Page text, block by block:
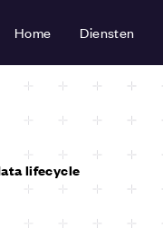
Home Diensten
lifecycle